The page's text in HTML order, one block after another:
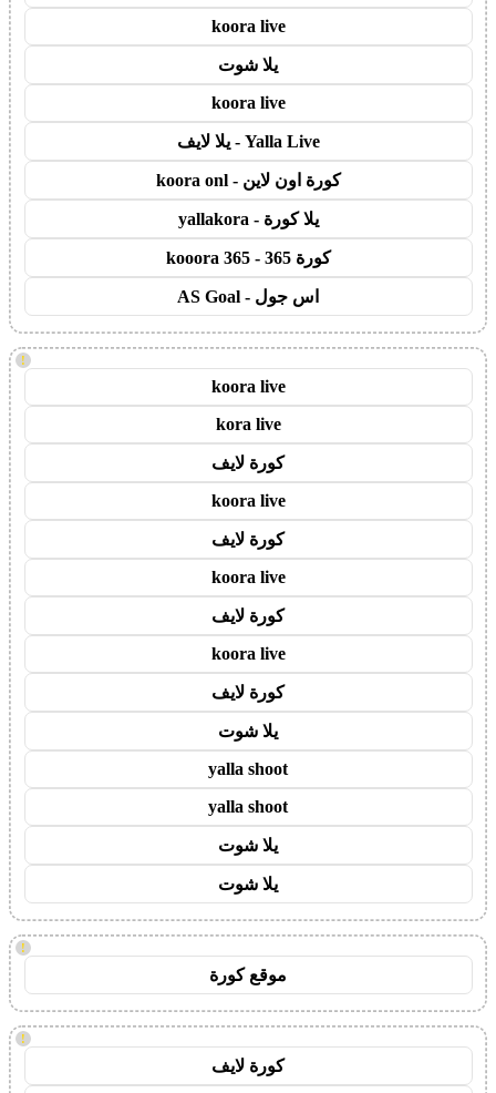
koora live
يلا شوت
koora live
Yalla Live - يلا لايف
كورة اون لاين - koora onl
يلا كورة - yallakora
كورة 365 - kooora 365
اس جول - AS Goal
!
koora live
kora live
كورة لايف
koora live
كورة لايف
koora live
كورة لايف
koora live
كورة لايف
يلا شوت
yalla shoot
yalla shoot
يلا شوت
يلا شوت
!
موقع كورة
!
كورة لايف